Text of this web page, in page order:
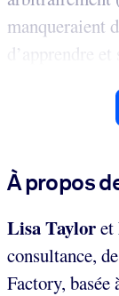
manqueraient
d’apprendre
À propos
Lisa Tayloret
consultance,
Factory, basée